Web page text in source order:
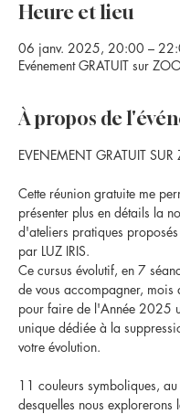
Heure et lieu
06 janv. 2025, 20:00 –
Evénement GRATUIT sur
À propos de
EVENEMENT GRATUIT
Cette réunion gratuite me
présenter plus en détails la
d'ateliers pratiques
par LUZ IRIS.
Ce cursus évolutif, en 7
de vous accompagner, mois
pour faire de l'Année 2025
unique dédiée à la
votre évolution.
11 couleurs symboliques, au
desquelles nous explorerons